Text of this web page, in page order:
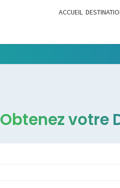
ACCUEIL
Obtenez votre